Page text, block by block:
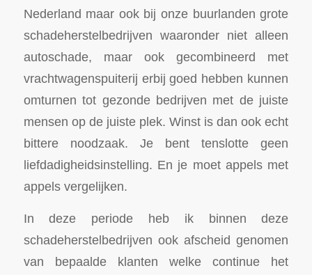
Nederland maar ook bij onze buurlanden grote
schadeherstelbedrijven waaronder niet alleen
autoschade, maar ook gecombineerd met
vrachtwagenspuiterij erbij goed hebben kunnen
omturnen tot gezonde bedrijven met de juiste
mensen op de juiste plek. Winst is dan ook echt
bittere noodzaak. Je bent tenslotte geen
liefdadigheidsinstelling. En je moet appels met
appels vergelijken.
In deze periode heb ik binnen deze
schadeherstelbedrijven ook afscheid genomen
van bepaalde klanten welke continue het